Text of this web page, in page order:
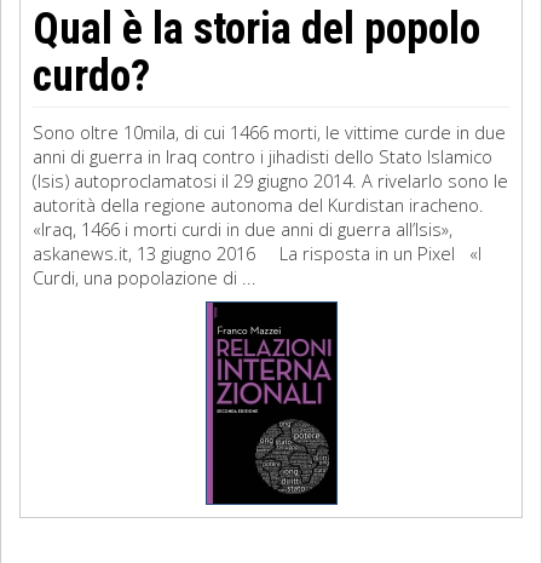
Qual è la storia del popolo
curdo?
Sono oltre 10mila, di cui 1466 morti, le vittime curde in due
anni di guerra in Iraq contro i jihadisti dello Stato Islamico
(Isis) autoproclamatosi il 29 giugno 2014. A rivelarlo sono le
autorità della regione autonoma del Kurdistan iracheno.
«Iraq, 1466 i morti curdi in due anni di guerra all’Isis»,
askanews.it, 13 giugno 2016 La risposta in un Pixel «I
Curdi, una popolazione di ...